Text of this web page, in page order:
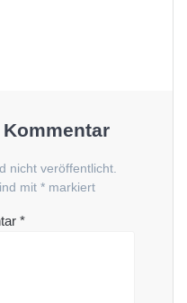
nicht veröffentlicht.
mit * markiert
*